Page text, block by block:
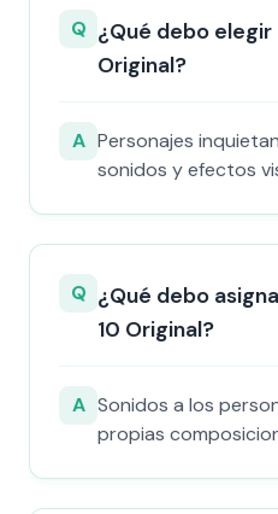
Q ¿Qué debo elegir
Original?
A Personajes
sonidos y efectos
Q ¿Qué debo
10 Original?
A Sonidos a los
propias